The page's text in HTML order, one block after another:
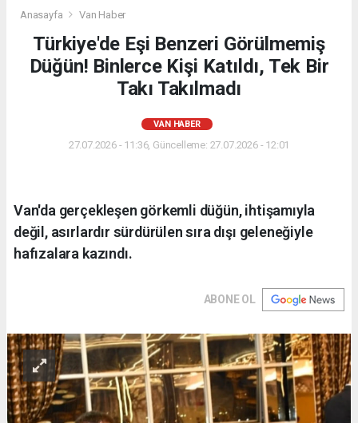
Anasayfa Van Haber
Türkiye'de Eşi Benzeri Görülmemiş
Düğün! Binlerce Kişi Katıldı, Tek Bir
Takı Takılmadı
VAN HABER
27.07.2026 - 11:36, Güncelleme: 27.07.2026 - 12:01
Van'da gerçekleşen görkemli düğün, ihtişamıyla
değil, asırlardır sürdürülen sıra dışı geleneğiyle
hafızalara kazındı.
ABONE OL